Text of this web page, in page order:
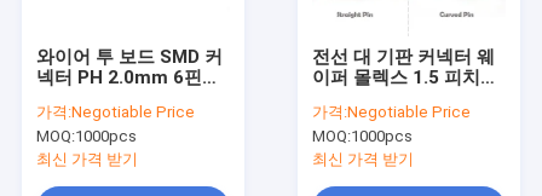
와이어 투 보드 SMD 커
넥터 PH 2.0mm 6핀
터 (커버 포함)
가격:Negotiable Price
MOQ:1000pcs
최신 가격 받기
전선 대 기판 커넥터 웨
이퍼 몰렉스 1.5 피치
가격:Negotiable Price
MOQ:1000pcs
최신 가격 받기